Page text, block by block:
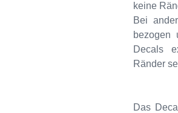
keine
Bei
bezogen
Decals
Ränder
Das